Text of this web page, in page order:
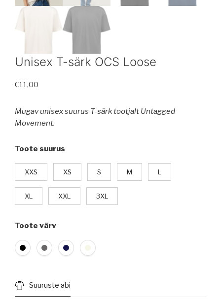
Unisex T-särk OCS Loose
€11,00
Mugav unisex suurus T-särk tootjalt Untagged
Movement.
Toote suurus
XXS XS S M L
XL XXL 3XL
Toote värv
Suuruste abi